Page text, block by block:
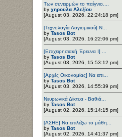
Των συνειρμών το παίγνιο....
by χηρουλα Αλεξίου
[August 03, 2026, 22:24:18 pm]
[Τεχνολογία Λογισμικού] Ν...
by Tasos Bot
[August 03, 2026, 16:22:06 pm]
[Επιχειρησιακή Έρευνα Ι] ...
by Tasos Bot
[August 03, 2026, 15:53:12 pm]
[Αρχές Οικονομίας] Να επι...
by Tasos Bot
[August 03, 2026, 14:55:39 pm]
Νευρωνικά Δίκτυα - Βαθιά...
by Tasos Bot
[August 02, 2026, 15:14:15 pm]
[ΑΣΗΕ] Να επιλέξω το μάθη...
by Tasos Bot
[August 02, 2026, 14:41:37 pm]